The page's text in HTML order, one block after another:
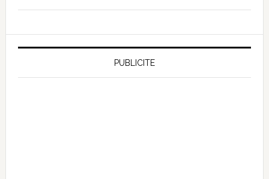
PUBLICITE